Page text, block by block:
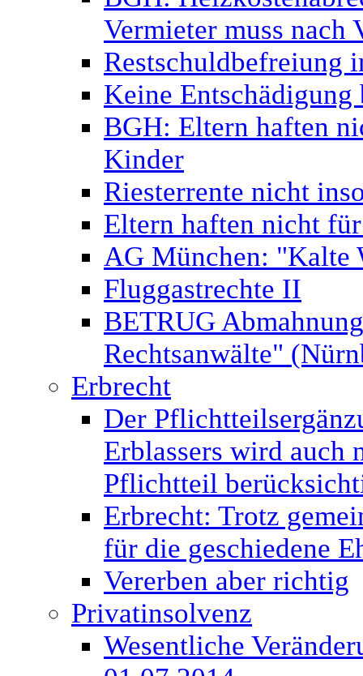
Vermieter muss nach
Restschuldbefreiung
Keine
BGH: Eltern haften
Kinder
Riesterrente nicht
Eltern haften nicht
AG München: "Kalte
Fluggastrechte II
BETRUG
Rechtsanwälte"
Erbrecht
Der
Erblassers wird auch
Pflichtteil
Erbrecht: Trotz
für die geschiedene
Vererben aber richtig
Privatinsolvenz
Wesentliche